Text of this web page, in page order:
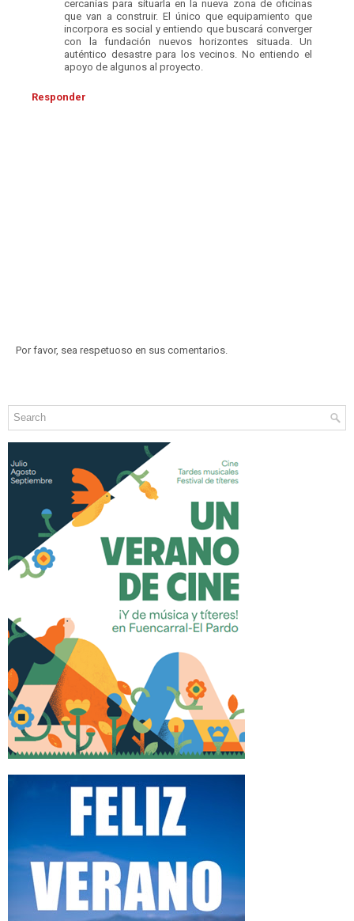
cercanías para situarla en la nueva zona de oficinas
que van a construir. El único que equipamiento que
incorpora es social y entiendo que buscará converger
con la fundación nuevos horizontes situada. Un
auténtico desastre para los vecinos. No entiendo el
apoyo de algunos al proyecto.
Responder
Por favor, sea respetuoso en sus comentarios.